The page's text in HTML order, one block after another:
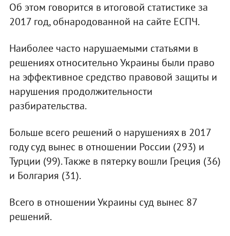
Об этом говорится в итоговой статистике за
2017 год, обнародованной на сайте ЕСПЧ.
Наиболее часто нарушаемыми статьями в
решениях относительно Украины были право
на эффективное средство правовой защиты и
нарушения продолжительности
разбирательства.
Больше всего решений о нарушениях в 2017
году суд вынес в отношении России (293) и
Турции (99). Также в пятерку вошли Греция (36)
и Болгария (31).
Всего в отношении Украины суд вынес 87
решений.